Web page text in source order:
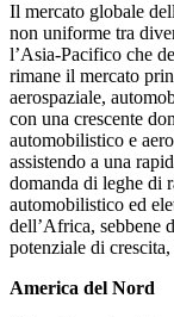
Il mercato globale
non uniforme tra
l’Asia-Pacifico che
rimane il mercato
aerospaziale,
con una crescente
automobilistico e
assistendo a una
domanda di leghe di
automobilistico ed
dell’Africa, sebbene
potenziale di
America del Nord